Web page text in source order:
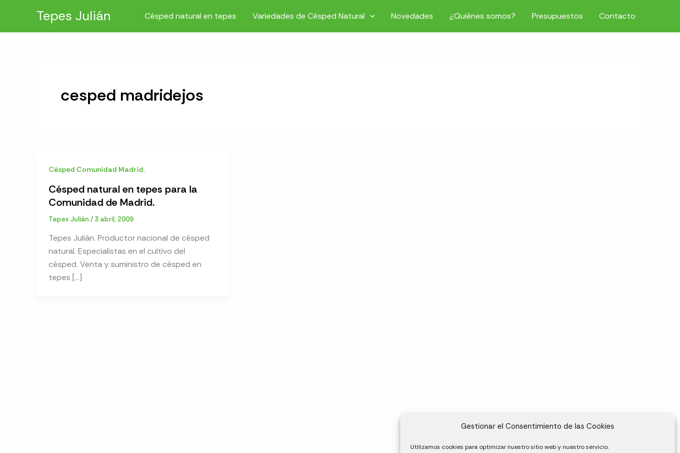
Gestionar el Consentimiento de las Cookies
Utilizamos cookies para optimizar nuestro sitio web y nuestro servicio.
contenido
Tepes Julián Césped natural en tepes Variedades de Césped Natural Novedades ¿Quiénes somos? Presupuestos Contacto
cesped madridejos
Césped Comunidad Madrid.
Césped natural en tepes para la
Comunidad de Madrid.
Tepes Julián /3 abril, 2009
Tepes Julián. Productor nacional de césped
natural. Especialistas en el cultivo del
césped. Venta y suministro de césped en
tepes […]